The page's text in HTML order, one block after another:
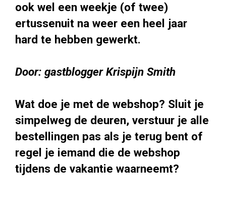
ook wel een weekje (of twee)
ertussenuit na weer een heel jaar
hard te hebben gewerkt.
Door: gastblogger Krispijn Smith
Wat doe je met de webshop? Sluit je
simpelweg de deuren, verstuur je alle
bestellingen pas als je terug bent of
regel je iemand die de webshop
tijdens de vakantie waarneemt?